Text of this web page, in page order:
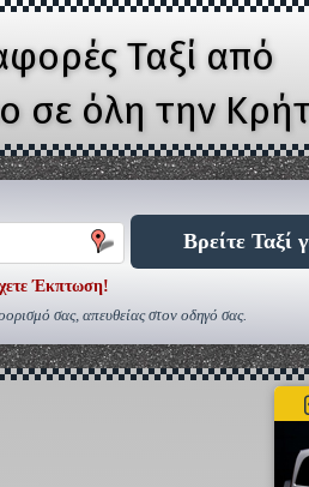
Ταξί από
σε όλη την
Βρείτε Ταξί
Έκπτωση!
σας, απευθείας στον οδηγό σας.